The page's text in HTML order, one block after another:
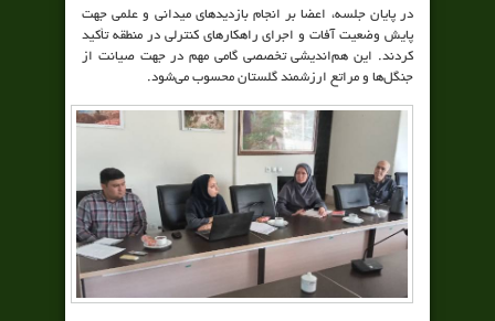
در پایان جلسه، اعضا بر انجام بازدیدهای میدانی و علمی جهت
پایش وضعیت آفات و اجرای راهکارهای کنترلی در منطقه تأکید
کردند. این هم‌اندیشی تخصصی گامی مهم در جهت صیانت از
جنگل‌ها و مراتع ارزشمند گلستان محسوب می‌شود.